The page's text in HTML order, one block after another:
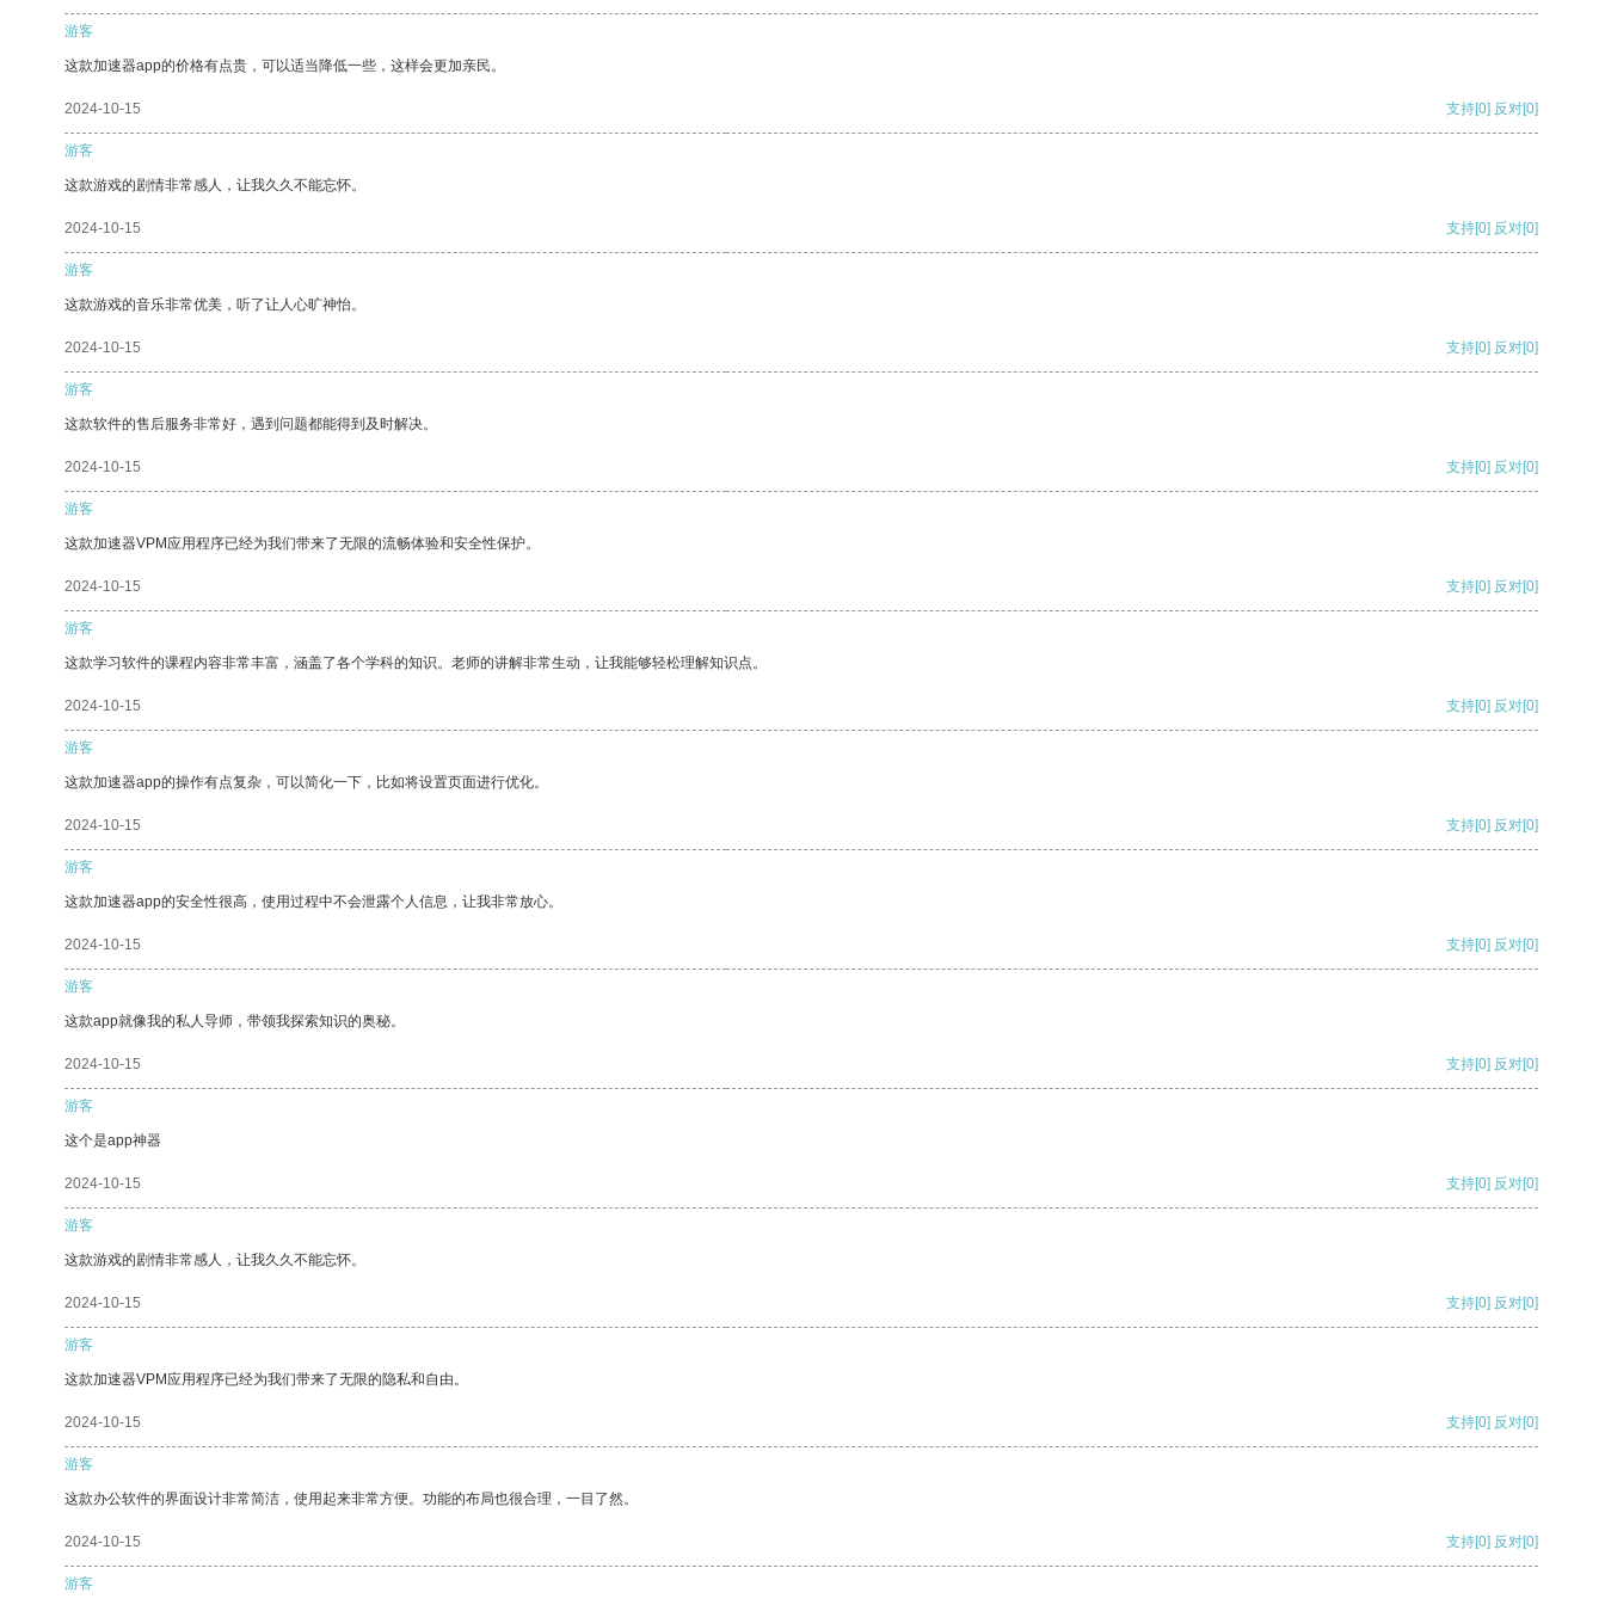
游客
这款加速器app的价格有点贵，可以适当降低一些，这样会更加亲民。
2024-10-15 支持[0] 反对[0]
游客
这款游戏的剧情非常感人，让我久久不能忘怀。
2024-10-15 支持[0] 反对[0]
游客
这款游戏的音乐非常优美，听了让人心旷神怡。
2024-10-15 支持[0] 反对[0]
游客
这款软件的售后服务非常好，遇到问题都能得到及时解决。
2024-10-15 支持[0] 反对[0]
游客
这款加速器VPM应用程序已经为我们带来了无限的流畅体验和安全性保护。
2024-10-15 支持[0] 反对[0]
游客
这款学习软件的课程内容非常丰富，涵盖了各个学科的知识。老师的讲解非常生动，让我能够轻松理解知识点。
2024-10-15 支持[0] 反对[0]
游客
这款加速器app的操作有点复杂，可以简化一下，比如将设置页面进行优化。
2024-10-15 支持[0] 反对[0]
游客
这款加速器app的安全性很高，使用过程中不会泄露个人信息，让我非常放心。
2024-10-15 支持[0] 反对[0]
游客
这款app就像我的私人导师，带领我探索知识的奥秘。
2024-10-15 支持[0] 反对[0]
游客
这个是app神器
2024-10-15 支持[0] 反对[0]
游客
这款游戏的剧情非常感人，让我久久不能忘怀。
2024-10-15 支持[0] 反对[0]
游客
这款加速器VPM应用程序已经为我们带来了无限的隐私和自由。
2024-10-15 支持[0] 反对[0]
游客
这款办公软件的界面设计非常简洁，使用起来非常方便。功能的布局也很合理，一目了然。
2024-10-15 支持[0] 反对[0]
游客